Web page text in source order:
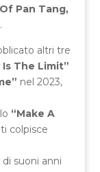
Pan Tang,
altri tre
Is The Limit”
nel 2023,
“Make A
colpisce
suoni anni